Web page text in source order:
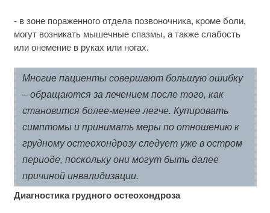
- в зоне пораженного отдела позвоночника, кроме боли,
могут возникать мышечные спазмы, а также слабость
или онемение в руках или ногах.
Многие пациенты совершают большую ошибку
– обращаются за лечением после того, как
становится более-менее легче. Купировать
симптомы и принимать меры по отношению к
грудному остеохондрозу следует уже в остром
периоде, поскольку они могут быть далее
причиной инвалидизации.
Диагностика грудного остеохондроза